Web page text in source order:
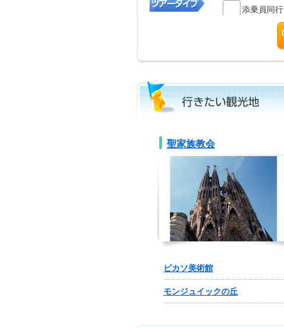
添乗員同行
聖家族教会
ピカソ美術館
モンジュイックの丘